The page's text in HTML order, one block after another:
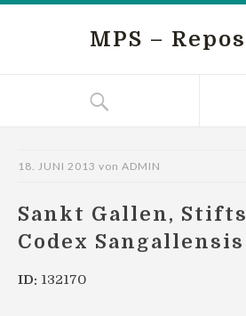
MPS –
18. JUNI 2013 von ADMIN
Sankt Gallen,
Codex Sangallensis
ID: 132170